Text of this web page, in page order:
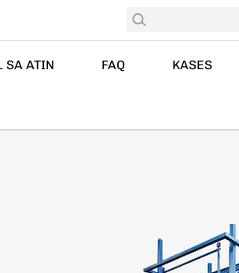
SA ATIN FAQ KASES